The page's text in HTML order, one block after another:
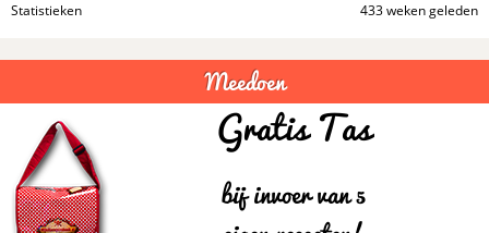
433 weken geleden
Statistieken
Meedoen
Gratis Tas
bij invoer van 5